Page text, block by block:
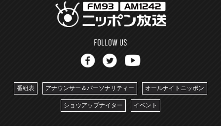
番組表 アナウンサー＆パーソナリティー オールナイトニッポン
ショウアップナイター イベント